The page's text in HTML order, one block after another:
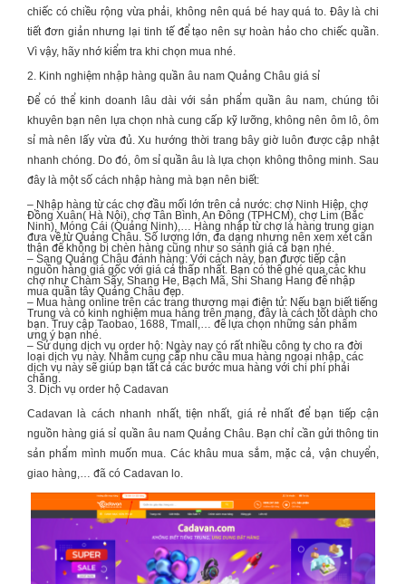
chiếc có chiều rộng vừa phải, không nên quá bé hay quá to. Đây là chi
tiết đơn giản nhưng lại tinh tế để tạo nên sự hoàn hảo cho chiếc quần.
Vì vậy, hãy nhớ kiểm tra khi chọn mua nhé.
2. Kinh nghiệm nhập hàng quần âu nam Quảng Châu giá sỉ
Để có thể kinh doanh lâu dài với sản phẩm quần âu nam, chúng tôi
khuyên bạn nên lựa chọn nhà cung cấp kỹ lưỡng, không nên ôm lô, ôm
sỉ mà nên lấy vừa đủ. Xu hướng thời trang bây giờ luôn được cập nhật
nhanh chóng. Do đó, ôm sỉ quần âu là lựa chọn không thông minh. Sau
đây là một số cách nhập hàng mà bạn nên biết:
– Nhập hàng từ các chợ đầu mối lớn trên cả nước: chợ Ninh Hiệp, chợ
Đồng Xuân( Hà Nội), chợ Tân Bình, An Đông (TPHCM), chợ Lim (Bắc
Ninh), Móng Cái (Quảng Ninh),… Hàng nhập từ chợ là hàng trung gian
đưa về từ Quảng Châu. Số lượng lớn, đa dạng nhưng nên xem xét cẩn
thận để không bị chèn hàng cũng như so sánh giá cả bạn nhé.
– Sang Quảng Châu đánh hàng: Với cách này, bạn được tiếp cận
nguồn hàng giá gốc với giá cả thấp nhất. Bạn có thể ghé qua các khu
chợ như Chàm Sấy, Shang He, Bạch Mã, Shi Shang Hang để nhập
mua quần tây Quảng Châu đẹp.
– Mua hàng online trên các trang thương mại điện tử: Nếu bạn biết tiếng
Trung và có kinh nghiệm mua hàng trên mạng, đây là cách tốt dành cho
bạn. Truy cập Taobao, 1688, Tmall,… để lựa chọn những sản phẩm
ưng ý bạn nhé.
– Sử dụng dịch vụ order hộ: Ngày nay có rất nhiều công ty cho ra đời
loại dịch vụ này. Nhằm cung cấp nhu cầu mua hàng ngoại nhập, các
dịch vụ này sẽ giúp bạn tất cả các bước mua hàng với chi phí phải
chăng.
3. Dịch vụ order hộ Cadavan
Cadavan là cách nhanh nhất, tiện nhất, giá rẻ nhất để bạn tiếp cận
nguồn hàng giá sỉ quần âu nam Quảng Châu. Bạn chỉ cần gửi thông tin
sản phẩm mình muốn mua. Các khâu mua sắm, mặc cả, vận chuyển,
giao hàng,… đã có Cadavan lo.